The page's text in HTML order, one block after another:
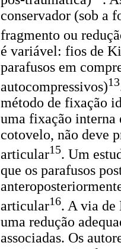
conservador (sob a
fragmento ou
é variável: fios de
parafusos em
autocompressivos)13
método de fixação
uma fixação interna
cotovelo, não deve
articular15. Um
que os parafusos
articular16. A via de
uma redução
associadas. Os